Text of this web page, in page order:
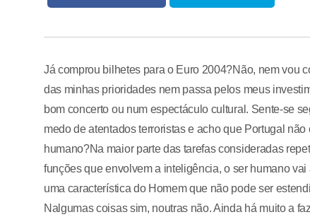
Já comprou bilhetes para o Euro 2004?Não, nem vou
das minhas prioridades nem passa pelos meus
bom concerto ou num espectáculo cultural. Sente-se
medo de atentados terroristas e acho que Portugal
humano?Na maior parte das tarefas consideradas
funções que envolvem a inteligência, o ser humano
uma característica do Homem que não pode ser
Nalgumas coisas sim, noutras não. Ainda há muito a